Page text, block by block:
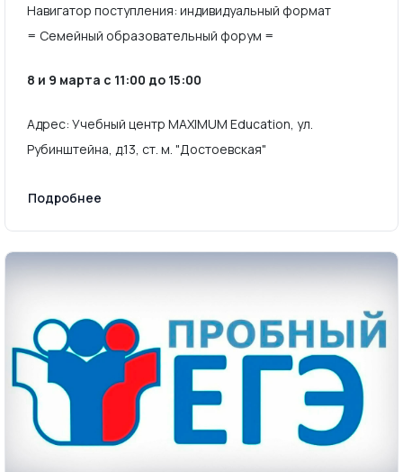
Навигатор поступления: индивидуальный формат
= Семейный образовательный форум =
8 и 9 марта с 11:00 до 15:00
Адрес: Учебный центр MAXIMUM Education, ул.
Рубинштейна, д.13, ст. м. "Достоевская"
Подробнее